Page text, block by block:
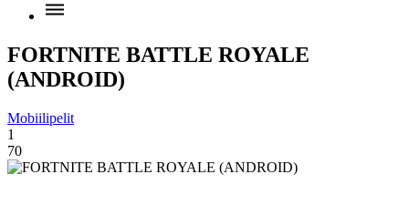
FORTNITE BATTLE ROYALE
(ANDROID)
Mobiilipelit
1
70